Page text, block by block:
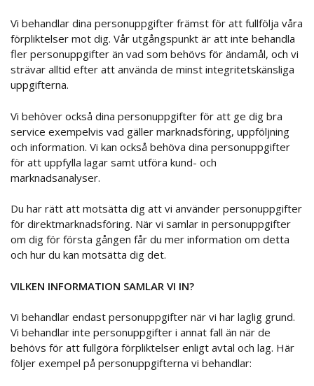
Vi behandlar dina personuppgifter främst för att fullfölja våra
förpliktelser mot dig. Vår utgångspunkt är att inte behandla
fler personuppgifter än vad som behövs för ändamål, och vi
strävar alltid efter att använda de minst integritetskänsliga
uppgifterna.
Vi behöver också dina personuppgifter för att ge dig bra
service exempelvis vad gäller marknadsföring, uppföljning
och information. Vi kan också behöva dina personuppgifter
för att uppfylla lagar samt utföra kund- och
marknadsanalyser.
Du har rätt att motsätta dig att vi använder personuppgifter
för direktmarknadsföring. När vi samlar in personuppgifter
om dig för första gången får du mer information om detta
och hur du kan motsätta dig det.
VILKEN INFORMATION SAMLAR VI IN?
Vi behandlar endast personuppgifter när vi har laglig grund.
Vi behandlar inte personuppgifter i annat fall än när de
behövs för att fullgöra förpliktelser enligt avtal och lag. Här
följer exempel på personuppgifterna vi behandlar: